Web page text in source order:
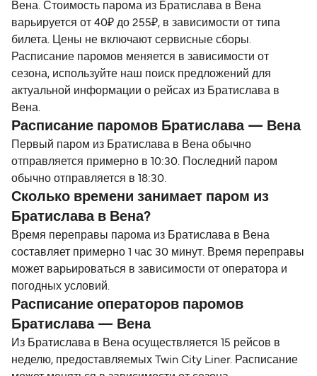
Вена. Стоимость парома из Братислава в Вена
варьируется от 40₽ до 255₽, в зависимости от типа
билета. Цены не включают сервисные сборы.
Расписание паромов меняется в зависимости от
сезона, используйте наш поиск предложений для
актуальной информации о рейсах из Братислава в
Вена.
Расписание паромов Братислава — Вена
Первый паром из Братислава в Вена обычно
отправляется примерно в 10:30. Последний паром
обычно отправляется в 18:30.
Сколько времени занимает паром из
Братислава в Вена?
Время переправы парома из Братислава в Вена
составляет примерно 1 час 30 минут. Время переправы
может варьироваться в зависимости от оператора и
погодных условий.
Расписание операторов паромов
Братислава — Вена
Из Братислава в Вена осуществляется 15 рейсов в
неделю, предоставляемых Twin City Liner. Расписание